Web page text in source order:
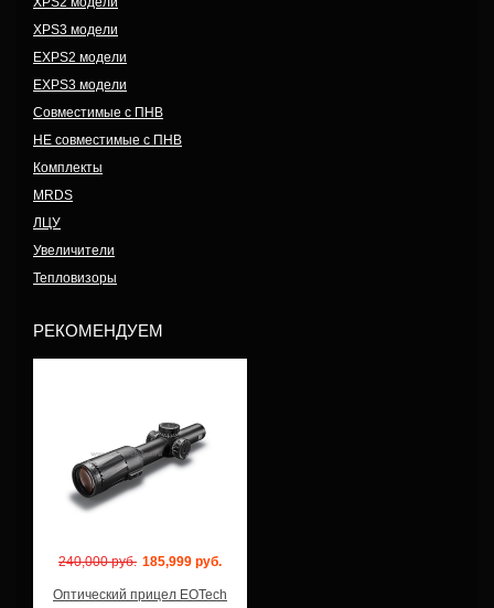
XPS3 модели
EXPS2 модели
EXPS3 модели
Совместимые с ПНВ
НЕ совместимые с ПНВ
Комплекты
MRDS
ЛЦУ
Увеличители
Тепловизоры
РЕКОМЕНДУЕМ
240,000 руб. 185,999 руб.
Оптический прицел EOTech